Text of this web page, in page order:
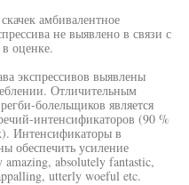
амбивалентное
не выявлено в связи с
оценке.
экспрессивов выявлены
Отличительным
болельщиков является
интенсификаторов (90 %
Интенсификаторы в
обеспечить усиление
absolutely fantastic,
utterly woeful etc.